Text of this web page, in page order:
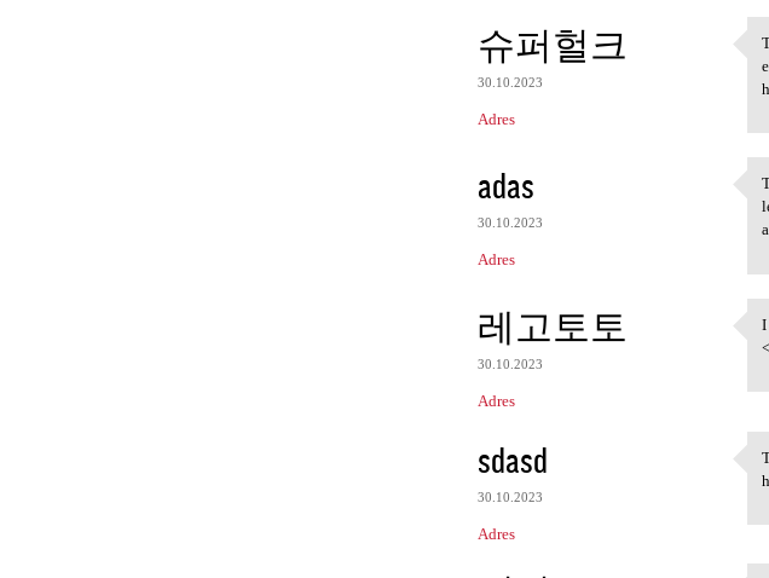
슈퍼헐크
30.10.2023
Adres
adas
30.10.2023
Adres
레고토토
30.10.2023
Adres
I
sdasd
30.10.2023
Adres